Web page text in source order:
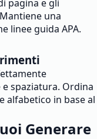
pagina e gli
una
linee guida APA.
spaziatura. Ordina
alfabetico in base al
Generare